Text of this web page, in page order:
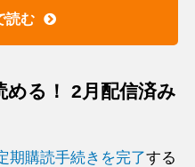
読む
める！ 2月配信済み
期購読手続きを完了する